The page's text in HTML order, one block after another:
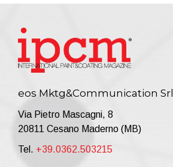
eos Mktg&Communication Srl
Via Pietro Mascagni, 8
20811 Cesano Maderno (MB)
Tel. +39.0362.503215